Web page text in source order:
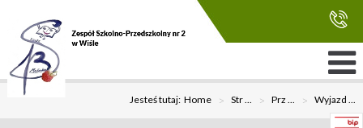
Jesteś tutaj:Home > Str ... > Prz ... > Wyjazd ...